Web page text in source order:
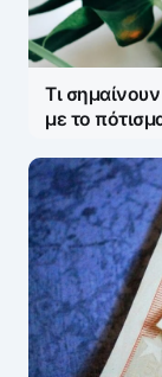
Τι
με το